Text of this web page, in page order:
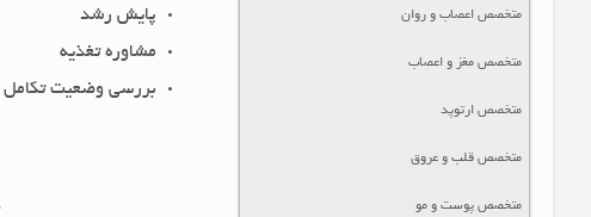
پایش رشد
مشاوره تغذیه
بررسی وضعیت تکامل
متخصص اعصاب و روان
متخصص مغز و اعصاب
متخصص ارتوپد
متخصص قلب و عروق
متخصص پوست و مو